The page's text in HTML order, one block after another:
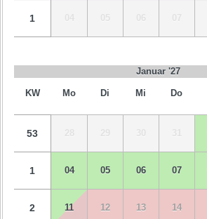
1 05 06
Januar '27
KW Mo Di Mi Do
53 28 29 30 31
1 04 05 06 07
2 11 12 13 14